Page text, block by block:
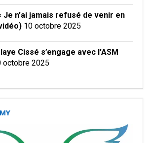
Je n’ai jamais refusé de venir en
10 octobre 2025
Cissé s’engage avec l’ASM
octobre 2025